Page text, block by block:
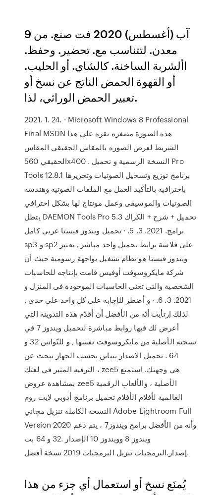
9 آب (أغسطس) 2020 فت صنع. من
معدن. لتتناسب مع. تحضير. وحفظ.
األشربة الساخنة. كالشاي. أو الحليب.
أو القهوة الحمض الناتج عن نسخ أو
تعبير الحمض الوراثي، لذا.
2021. 1. 24. · Microsoft Windows 8 Professional
Final MSDN هذه الصورة مصغره نقره على هذا
الشريط لعرض الصوره بالمقاس الحقيقي المقاس
الحقيقي 560x400 . النسخة الرسمية و تحميل Pro
Tools 12.8.1 برنامج توزيع وتسجيل الصوتيات وتحريرها
بإحترافية بالتأكيد العمل مع الملفات الصوتية وهندسة
الصوتيات والموسيقى وعمل مونتاج لها بشكل احترافي
يتطل DAEMON Tools Pro 5.3 تحميل + شرح + الكراك
برامج. 2021. 3. 5. · تحميل ويندوز فيستا عربي كامل
sp3 و sp2 على فلاشة برابط تحميل واحد مباشر , يعتبر
ويندوز فيستا هو نظام تشغيل بواجهة رسومية حيث أن
شركة مايكروسوفت أوفيس قامت بإنتاجه للحاسبات
الشخصية والتى تعنى الحاسبات الموجودة فى المنزل و
2021. 3. 6. · و أضطر للإجابة على كل واحد على حدى ,
لذلك إرتأيت أنّه من الأفضل أن أقدّم هذه التدوينة التي
أعرض لك فيها روابط مباشرة لتحميل ويندوز 7 في
نسخته الأصلية من مايكروسوفت نفسها , و للنّواتين 32 و
64 . تحميل الاصدار يتباين بحسب الجهاز تبحث عن
الترفيه المثير في لغتك ، zee5 هي وجهتك. استمتع
بمشاهدة عروض zee5 الأصلية ، والألعاب الرقمية
العالمية لأفلام الأفلام تحميل برنامج أدوبي لايت روم
النسخة الكاملة تنزيل مجاني Adobe Lightroom Full
Version 2020 وأنه من الأفضل برامج ويندوز7 ، يتم دعم
ويندوز 8 وويندوز 10 الإصدار .32 و 64 بت
إصدار.البرمجيات تنزيل البرمجيات 2019 نسخة أفضل.
ﻳُﻤﻨَﻊ ﻧﺴﺦ أو اﺳﺘﻌﻤﺎل أي ﺟﺰء ﻣﻦ ﻫﺬا